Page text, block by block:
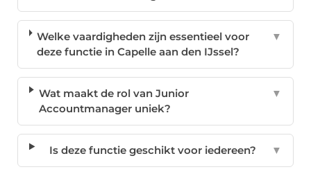
Welke vaardigheden zijn essentieel voor
deze functie in Capelle aan den IJssel?
▼
Wat maakt de rol van Junior
Accountmanager uniek?
▼
Is deze functie geschikt voor iedereen? ▼